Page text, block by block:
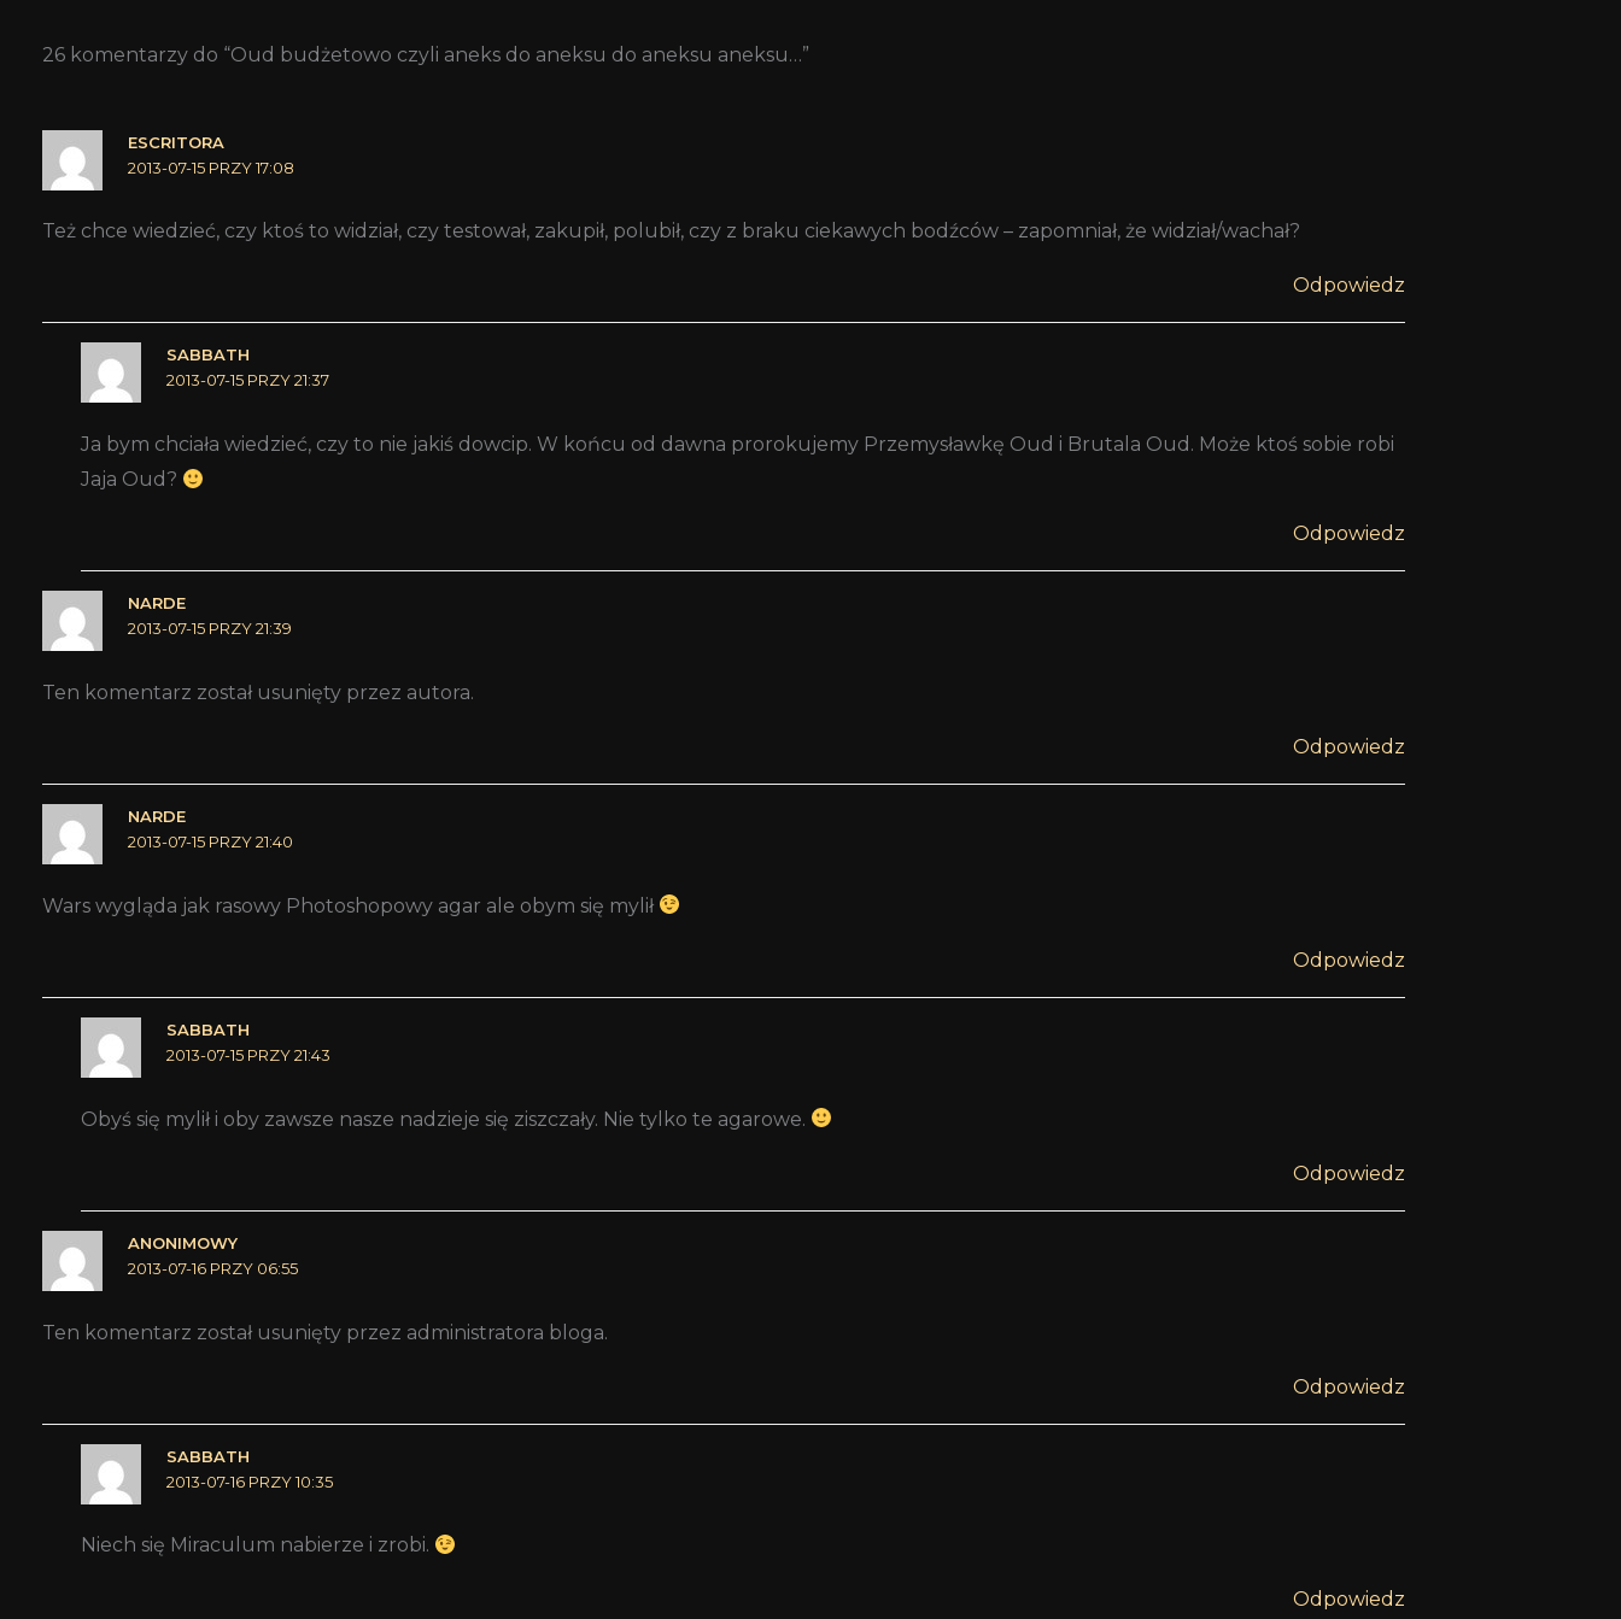
26 komentarzy do “Oud budżetowo czyli aneks do aneksu do aneksu aneksu…”
ESCRITORA
2013-07-15 PRZY 17:08
Też chce wiedzieć, czy ktoś to widział, czy testował, zakupił, polubił, czy z braku ciekawych bodźców – zapomniał, że widział/wachał?
Odpowiedz
SABBATH
2013-07-15 PRZY 21:37
Ja bym chciała wiedzieć, czy to nie jakiś dowcip. W końcu od dawna prorokujemy Przemysławkę Oud i Brutala Oud. Może ktoś sobie robi
Jaja Oud?
Odpowiedz
NARDE
2013-07-15 PRZY 21:39
Ten komentarz został usunięty przez autora.
Odpowiedz
NARDE
2013-07-15 PRZY 21:40
Wars wygląda jak rasowy Photoshopowy agar ale obym się mylił
Odpowiedz
SABBATH
2013-07-15 PRZY 21:43
Obyś się mylił i oby zawsze nasze nadzieje się ziszczały. Nie tylko te agarowe.
Odpowiedz
ANONIMOWY
2013-07-16 PRZY 06:55
Ten komentarz został usunięty przez administratora bloga.
Odpowiedz
SABBATH
2013-07-16 PRZY 10:35
Niech się Miraculum nabierze i zrobi.
Odpowiedz